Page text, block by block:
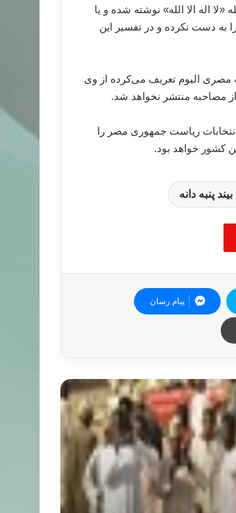
اله الا الله» نوشته شده و یا
به دست نکرده و در تفسیر این
مصری الیوم تعریف می‌کرده از وی
مصاحبه منتشر نخواهد شد.
ریاست جمهوری مصر را
کشور خواهد بود.
پنبه دانه
پیام رسان